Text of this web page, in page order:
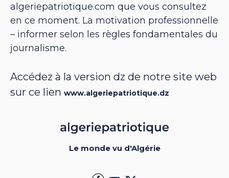
algeriepatriotique.com que vous consultez
en ce moment. La motivation professionnelle
– informer selon les règles fondamentales du
journalisme.
Accédez à la version dz de notre site web
sur ce lien www.algeriepatriotique.dz
Le monde vu d'Algérie